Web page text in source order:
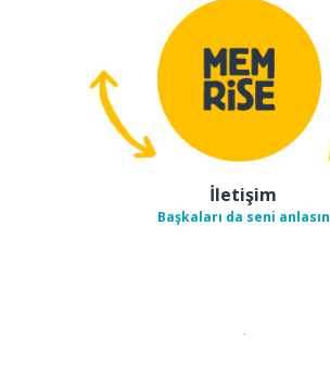
İletişim
Başkaları da seni anlasın